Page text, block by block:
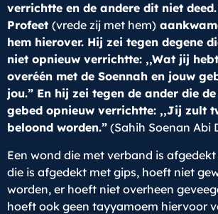
verrichtte en de andere dit niet
Profeet (vrede zij met hem)
hem hierover. Hij zei tegen degene
niet opnieuw verrichtte: ,,Wat jij
overéén met de Soennah en jouw
jou.” En hij zei tegen de ander die
gebed opnieuw verrichtte: ,,Jij zult
beloond worden.” (Sahih Soenan Abi
Een wond die met verband is
die is afgedekt met gips, hoeft niet
worden, er hoeft niet overheen
hoeft ook geen tayyamoem hiervoor